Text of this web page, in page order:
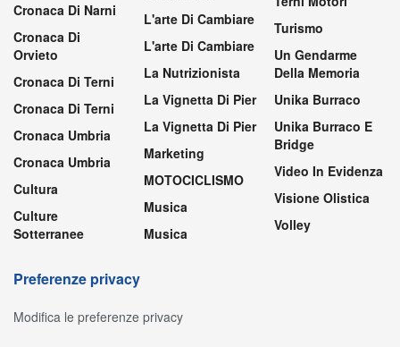
Cronaca Di Narni
Cronaca Di
Orvieto
Cronaca Di Terni
Cronaca Di Terni
Cronaca Umbria
Cronaca Umbria
Cultura
Culture
Sotterranee
L'arte Di Cambiare
L'arte Di Cambiare
La Nutrizionista
La Vignetta Di Pier
La Vignetta Di Pier
Marketing
MOTOCICLISMO
Musica
Musica
Turismo
Un Gendarme
Della Memoria
Unika Burraco
Unika Burraco E
Bridge
Video In Evidenza
Visione Olistica
Volley
Preferenze privacy
Modifica le preferenze privacy